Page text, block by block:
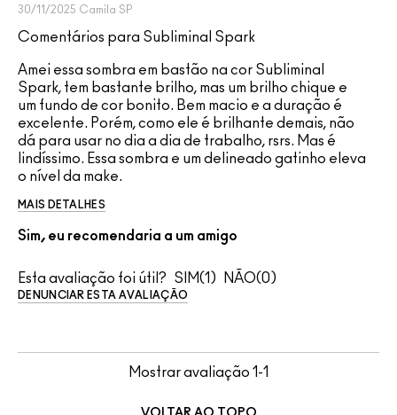
30/11/2025 Camila SP
Comentários para Subliminal Spark
Amei essa sombra em bastão na cor Subliminal
Spark, tem bastante brilho, mas um brilho chique e
um fundo de cor bonito. Bem macio e a duração é
excelente. Porém, como ele é brilhante demais, não
dá para usar no dia a dia de trabalho, rsrs. Mas é
lindíssimo. Essa sombra e um delineado gatinho eleva
o nível da make.
MAIS DETALHES
Sim, eu recomendaria a um amigo
Esta avaliação foi útil? 1 0
DENUNCIAR ESTA AVALIAÇÃO
Mostrar avaliação 1-1